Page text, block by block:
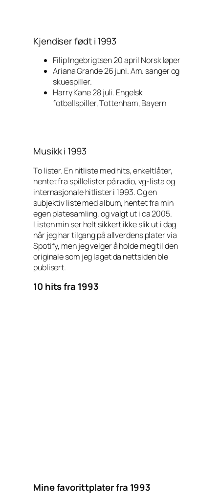
Kjendiser født i 1993
Filip Ingebrigtsen 20 april Norsk løper
Ariana Grande 26 juni. Am. sanger og
skuespiller.
Harry Kane 28 juli. Engelsk
fotballspiller, Tottenham, Bayern
Musikk i 1993
To lister. En hitliste med hits, enkeltlåter,
hentet fra spillelister på radio, vg-lista og
internasjonale hitlister i 1993. Og en
subjektiv liste med album, hentet fra min
egen platesamling, og valgt ut i ca 2005.
Listen min ser helt sikkert ikke slik ut i dag
når jeg har tilgang på allverdens plater via
Spotify, men jeg velger å holde meg til den
originale som jeg laget da nettsiden ble
publisert.
10 hits fra 1993
Mine favorittplater fra 1993